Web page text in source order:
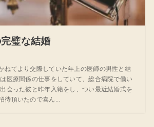
璧な結婚
ねてより交際していた年上の医師の男性と結
医療関係の仕事をしていて、総合病院で働い
会った彼と昨年入籍をし、つい最近結婚式を
待頂いたので喜ん...